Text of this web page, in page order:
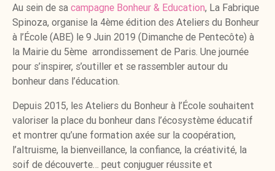
Au sein de sa campagne Bonheur & Education, La Fabrique
Spinoza, organise la 4ème édition des Ateliers du Bonheur
à l’École (ABE) le 9 Juin 2019 (Dimanche de Pentecôte) à
la Mairie du 5ème arrondissement de Paris. Une journée
pour s’inspirer, s’outiller et se rassembler autour du
bonheur dans l’éducation.
Depuis 2015, les Ateliers du Bonheur à l’École souhaitent
valoriser la place du bonheur dans l’écosystème éducatif
et montrer qu’une formation axée sur la coopération,
l’altruisme, la bienveillance, la confiance, la créativité, la
soif de découverte… peut conjuguer réussite et